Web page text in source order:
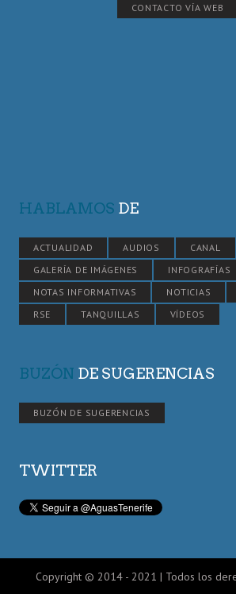
CONTACTO VÍA WEB
HABLAMOS DE
ACTUALIDAD AUDIOS
CANAL
GALERÍA DE IMÁGENES
INFOGRAFÍAS
NOTAS INFORMATIVAS
NOTICIAS
RSE
TANQUILLAS VÍDEOS
BUZÓN DE SUGERENCIAS
BUZÓN DE SUGERENCIAS
TWITTER
Copyright © 2014 - 2021 | Todos los